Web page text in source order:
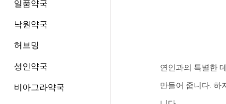
연인과의 특별한
만들어 줍니다. 하
일품약국
낙원약국
허브밍
성인약국
비아그라약국